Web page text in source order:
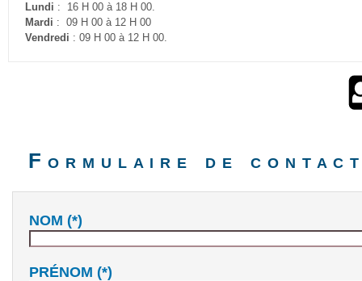
Lundi : 16 H 00 à 18 H 00.
Mardi : 09 H 00 à 12 H 00
Vendredi : 09 H 00 à 12 H 00.
Formulaire de
NOM (*)
PRÉNOM (*)